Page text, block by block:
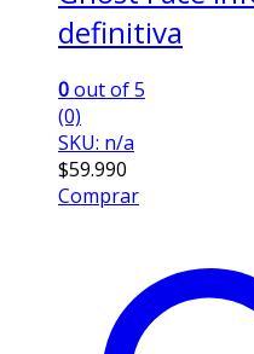
definitiva
0out of 5
(0)
SKU: n/a
$59.990
Comprar